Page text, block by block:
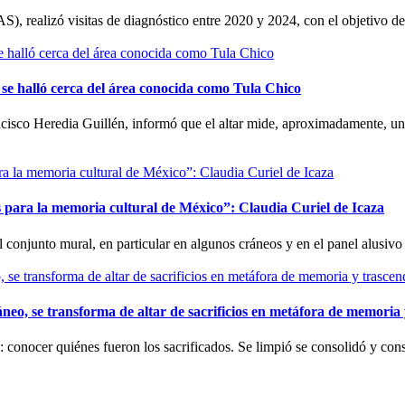
realizó visitas de diagnóstico entre 2020 y 2024, con el objetivo
halló cerca del área conocida como Tula Chico
Heredia Guillén, informó que el altar mide, aproximadamente,
la memoria cultural de México”: Claudia Curiel de Icaza
conjunto mural, en particular en algunos cráneos y en el panel
se transforma de altar de sacrificios en metáfora de memoria
conocer quiénes fueron los sacrificados. Se limpió se consolidó y